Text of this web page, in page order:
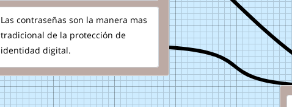
Las contraseñas son la manera mas
tradicional de la protección de
identidad digital.